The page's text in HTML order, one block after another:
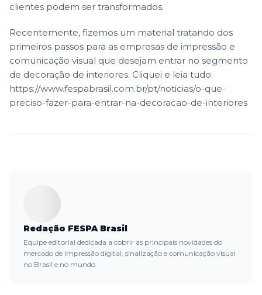
clientes podem ser transformados.
Recentemente, fizemos um material tratando dos
primeiros passos para as empresas de impressão e
comunicação visual que desejam entrar no segmento
de decoração de interiores. Cliquei e leia tudo:
https://www.fespabrasil.com.br/pt/noticias/o-que-
preciso-fazer-para-entrar-na-decoracao-de-interiores
Redação FESPA Brasil
Equipe editorial dedicada a cobrir as principais novidades do
mercado de impressão digital, sinalização e comunicação visual
no Brasil e no mundo.